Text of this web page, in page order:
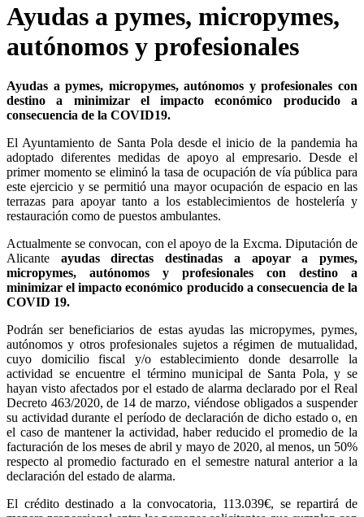
Ayudas a pymes, micropymes,
autónomos y profesionales
Ayudas a pymes, micropymes, autónomos y profesionales con
destino a minimizar el impacto económico producido a
consecuencia de la COVID19.
El Ayuntamiento de Santa Pola desde el inicio de la pandemia ha
adoptado diferentes medidas de apoyo al empresario. Desde el
primer momento se eliminó la tasa de ocupación de vía pública para
este ejercicio y se permitió una mayor ocupación de espacio en las
terrazas para apoyar tanto a los establecimientos de hostelería y
restauración como de puestos ambulantes.
Actualmente se convocan, con el apoyo de la Excma. Diputación de
Alicante ayudas directas destinadas a apoyar a pymes,
micropymes, autónomos y profesionales con destino a
minimizar el impacto económico producido a consecuencia de la
COVID 19.
Podrán ser beneficiarios de estas ayudas las micropymes, pymes,
autónomos y otros profesionales sujetos a régimen de mutualidad,
cuyo domicilio fiscal y/o establecimiento donde desarrolle la
actividad se encuentre el término municipal de Santa Pola, y se
hayan visto afectados por el estado de alarma declarado por el Real
Decreto 463/2020, de 14 de marzo, viéndose obligados a suspender
su actividad durante el período de declaración de dicho estado o, en
el caso de mantener la actividad, haber reducido el promedio de la
facturación de los meses de abril y mayo de 2020, al menos, un 50%
respecto al promedio facturado en el semestre natural anterior a la
declaración del estado de alarma.
El crédito destinado a la convocatoria, 113.039€, se repartirá de